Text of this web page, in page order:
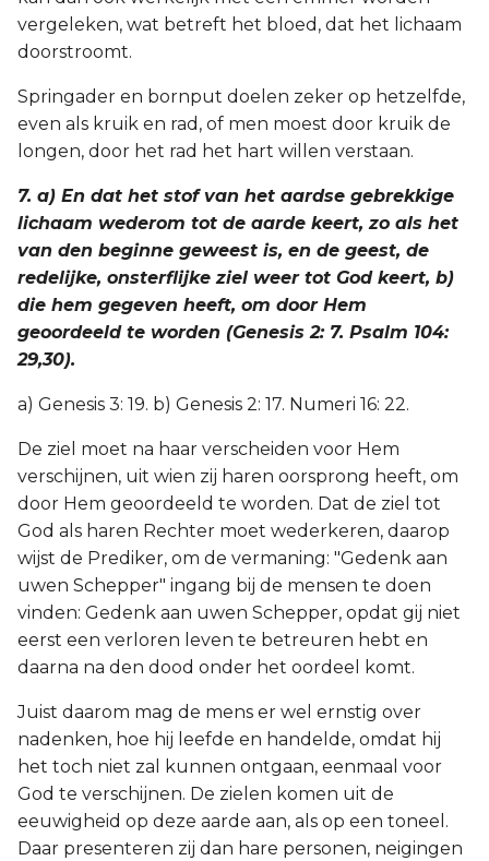
vergeleken, wat betreft het bloed, dat het lichaam
doorstroomt.
Springader en bornput doelen zeker op hetzelfde,
even als kruik en rad, of men moest door kruik de
longen, door het rad het hart willen verstaan.
7. a) En dat het stof van het aardse gebrekkige
lichaam wederom tot de aarde keert, zo als het
van den beginne geweest is, en de geest, de
redelijke, onsterflijke ziel weer tot God keert, b)
die hem gegeven heeft, om door Hem
geoordeeld te worden (Genesis 2: 7. Psalm 104:
29,30).
a) Genesis 3: 19. b) Genesis 2: 17. Numeri 16: 22.
De ziel moet na haar verscheiden voor Hem
verschijnen, uit wien zij haren oorsprong heeft, om
door Hem geoordeeld te worden. Dat de ziel tot
God als haren Rechter moet wederkeren, daarop
wijst de Prediker, om de vermaning: "Gedenk aan
uwen Schepper" ingang bij de mensen te doen
vinden: Gedenk aan uwen Schepper, opdat gij niet
eerst een verloren leven te betreuren hebt en
daarna na den dood onder het oordeel komt.
Juist daarom mag de mens er wel ernstig over
nadenken, hoe hij leefde en handelde, omdat hij
het toch niet zal kunnen ontgaan, eenmaal voor
God te verschijnen. De zielen komen uit de
eeuwigheid op deze aarde aan, als op een toneel.
Daar presenteren zij dan hare personen, neigingen